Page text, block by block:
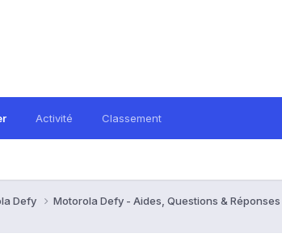
Activité Classement
Defy Motorola Defy - Aides, Questions & Réponses